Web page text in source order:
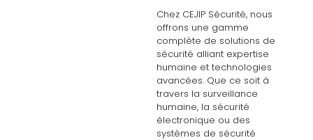
Chez CEJIP Sécurité, nous
offrons une gamme
complète de solutions de
sécurité alliant expertise
humaine et technologies
avancées. Que ce soit à
travers la surveillance
humaine, la sécurité
électronique ou des
systèmes de sécurité